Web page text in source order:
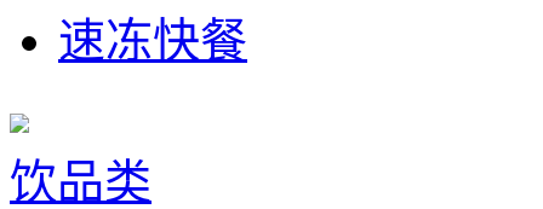
速冻快餐
饮品类